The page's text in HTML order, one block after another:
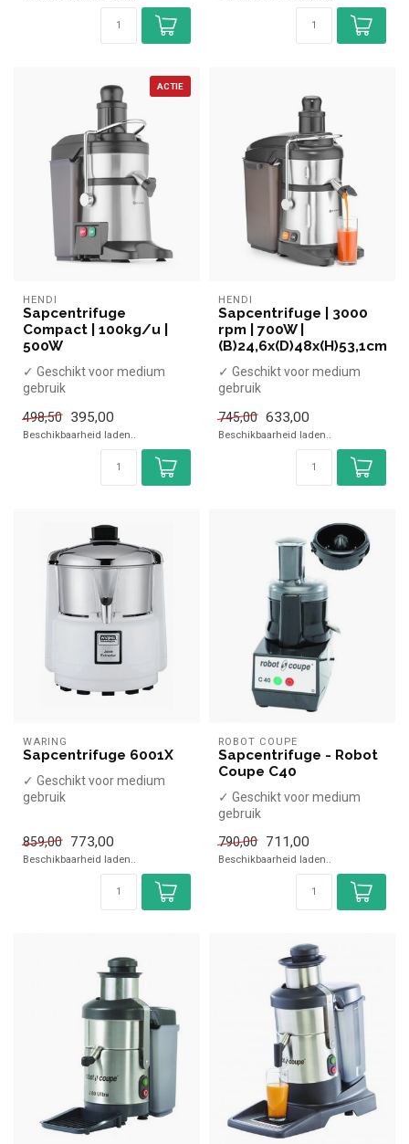
ACTIE
HENDI
Sapcentrifuge
Compact | 100kg/u |
500W
✓ Geschikt voor medium
gebruik
✓ 230 Volt
498,50 395,00
Beschikbaarheid laden..
HENDI
Sapcentrifuge | 3000
rpm | 700W |
(B)24,6x(D)48x(H)53,1cm
✓ Geschikt voor medium
gebruik
✓ 230 Volt
745,00 633,00
Beschikbaarheid laden..
WARING
Sapcentrifuge 6001X
✓ Geschikt voor medium
gebruik
859,00
773,00
Beschikbaarheid laden..
ROBOT COUPE
Sapcentrifuge - Robot
Coupe C40
✓ Geschikt voor medium
gebruik
✓ 230 Volt
790,00 711,00
Beschikbaarheid laden..